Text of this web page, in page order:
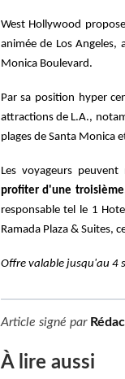
West Hollywood
animée de Los Angeles,
Monica Boulevard.
Par sa position hyper
attractions de L.A.,
plages de Santa Monica
Les voyageurs
profiter d'une
responsable tel le 1
Ramada Plaza & Suites,
Offre valable jusqu'au 4
Article signé par
À lire aussi